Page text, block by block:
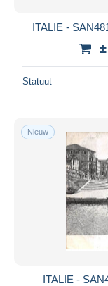
ITALIE -
Statuut
Nieuw
ITALIE -